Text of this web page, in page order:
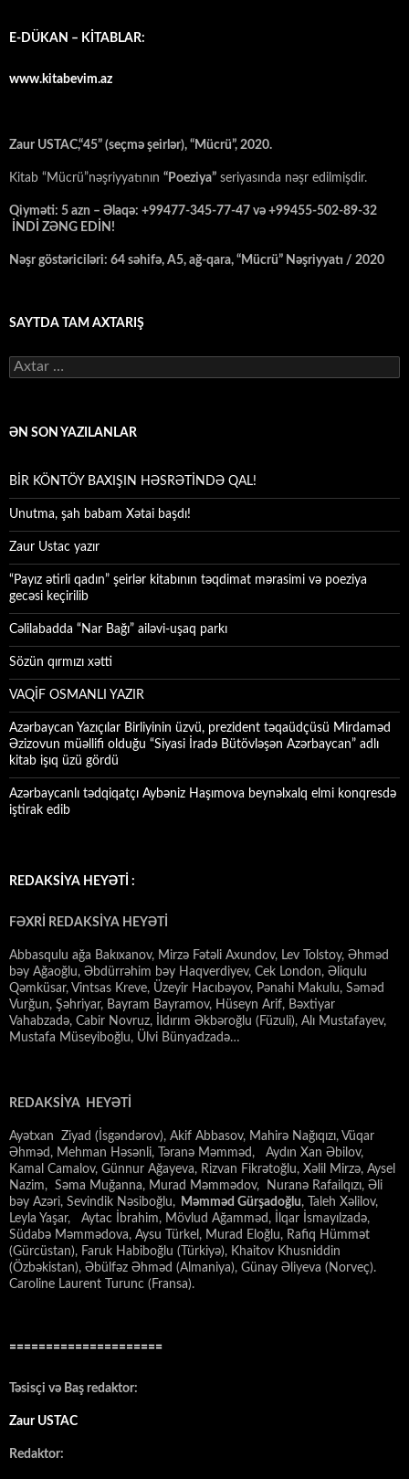
E-DÜKAN – KİTABLAR:
www.kitabevim.az
Zaur USTAC,“45” (seçmə şeirlər), “Mücrü”, 2020.
Kitab “Mücrü”nəşriyyatının “Poeziya” seriyasında nəşr edilmişdir.
Qiyməti: 5 azn – Əlaqə: +99477-345-77-47 və +99455-502-89-32
İNDİ ZƏNG EDİN!
Nəşr göstəriciləri: 64 səhifə, A5, ağ-qara, “Mücrü” Nəşriyyatı / 2020
SAYTDA TAM AXTARIŞ
Axtarış:
ƏN SON YAZILANLAR
BİR KÖNTÖY BAXIŞIN HƏSRƏTİNDƏ QAL!
Unutma, şah babam Xətai başdı!
Zaur Ustac yazır
“Payız ətirli qadın” şeirlər kitabının təqdimat mərasimi və poeziya
gecəsi keçirilib
Cəlilabadda “Nar Bağı” ailəvi-uşaq parkı
Sözün qırmızı xətti
VAQİF OSMANLI YAZIR
Azərbaycan Yazıçılar Birliyinin üzvü, prezident təqaüdçüsü Mirdaməd
Əzizovun müəllifi olduğu “Siyasi İradə Bütövləşən Azərbaycan” adlı
kitab işıq üzü gördü
Azərbaycanlı tədqiqatçı Aybəniz Haşımova beynəlxalq elmi konqresdə
iştirak edib
REDAKSİYA HEYƏTİ :
FƏXRİ REDAKSİYA HEYƏTİ
Abbasqulu ağa Bakıxanov, Mirzə Fətəli Axundov, Lev Tolstoy, Əhməd
bəy Ağaoğlu, Əbdürrəhim bəy Haqverdiyev, Cek London, Əliqulu
Qəmküsar, Vintsas Kreve, Üzeyir Hacıbəyov, Pənahi Makulu, Səməd
Vurğun, Şəhriyar, Bayram Bayramov, Hüseyn Arif, Bəxtiyar
Vahabzadə, Cabir Novruz, İldırım Əkbəroğlu (Füzuli), Alı Mustafayev,
Mustafa Müseyiboğlu, Ülvi Bünyadzadə…
REDAKSİYA HEYƏTİ
Ayətxan Ziyad (İsgəndərov), Akif Abbasov, Mahirə Nağıqızı, Vüqar
Əhməd, Mehman Həsənli, Təranə Məmməd, Aydın Xan Əbilov,
Kamal Camalov, Günnur Ağayeva, Rizvan Fikrətoğlu, Xəlil Mirzə, Aysel
Nazim, Səma Muğanna, Murad Məmmədov, Nuranə Rafailqızı, Əli
bəy Azəri, Sevindik Nəsiboğlu, Məmməd Gürşadoğlu, Taleh Xəlilov,
Leyla Yaşar, Aytac İbrahim, Mövlud Ağamməd, İlqar İsmayılzadə,
Südabə Məmmədova, Aysu Türkel, Murad Eloğlu, Rafiq Hümmət
(Gürcüstan), Faruk Habiboğlu (Türkiyə), Khaitov Khusniddin
(Özbəkistan), Əbülfəz Əhməd (Almaniya), Günay Əliyeva (Norveç).
Caroline Laurent Turunc (Fransa).
=====================
Təsisçi və Baş redaktor:
Zaur USTAC
Redaktor: